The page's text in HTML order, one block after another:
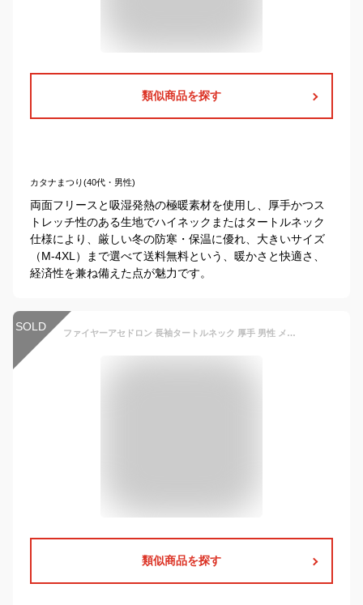
類似商品を探す
カタナまつり(40代・男性)
両面フリースと吸湿発熱の極暖素材を使用し、厚手かつス
トレッチ性のある生地でハイネックまたはタートルネック
仕様により、厳しい冬の防寒・保温に優れ、大きいサイズ
（M-4XL）まで選べて送料無料という、暖かさと快適さ、
経済性を兼ね備えた点が魅力です。
SOLD ファイヤーアセドロン 長袖タートルネック 厚手 男性 メンズ グンゼ GUNZE | ロンt ハイネック インナーシャツ インナー 冬 ヒートテック 汗冷え防止 カットソー ロングスリーブ 長袖 あったかインナー 厚手 ロングtシャツ 汗対策 ヒートインナー 発熱 暖かい 防寒 温かい
類似商品を探す